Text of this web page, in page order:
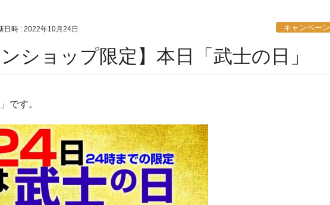
日時 : 2022年10月24日 キャンペーン
ショップ限定】本日「武士の日」
です。